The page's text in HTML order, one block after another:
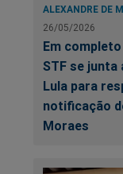
ALEXANDRE DE
26/05/2026
Em
STF se junta
Lula para
notificação
Moraes